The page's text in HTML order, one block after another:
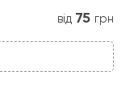
від 75 грн